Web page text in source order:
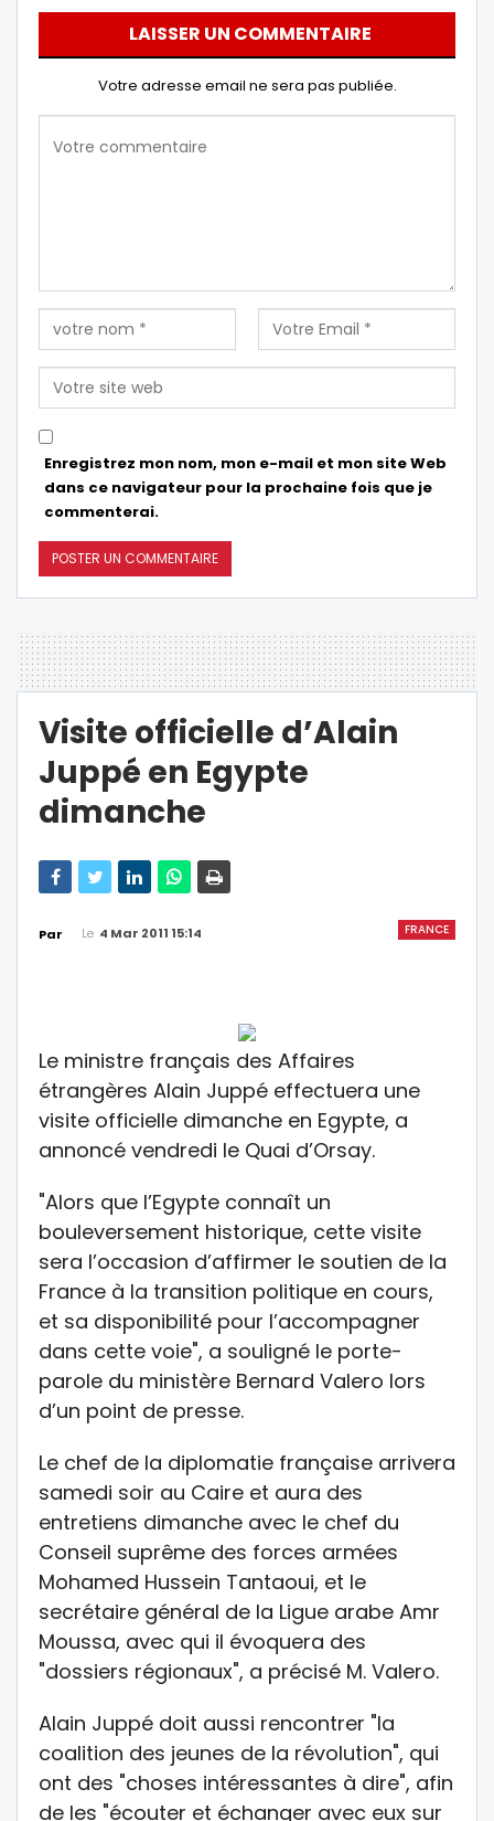
LAISSER UN COMMENTAIRE
Votre adresse email ne sera pas publiée.
Enregistrez mon nom, mon e-mail et mon site Web
dans ce navigateur pour la prochaine fois que je
commenterai.
Visite officielle d’Alain
Juppé en Egypte
dimanche
FRANCE
Par Le 4 Mar 2011 15:14
Le ministre français des Affaires
étrangères Alain Juppé effectuera une
visite officielle dimanche en Egypte, a
annoncé vendredi le Quai d’Orsay.
"Alors que l’Egypte connaît un
bouleversement historique, cette visite
sera l’occasion d’affirmer le soutien de la
France à la transition politique en cours,
et sa disponibilité pour l’accompagner
dans cette voie", a souligné le porte-
parole du ministère Bernard Valero lors
d’un point de presse.
Le chef de la diplomatie française arrivera
samedi soir au Caire et aura des
entretiens dimanche avec le chef du
Conseil suprême des forces armées
Mohamed Hussein Tantaoui, et le
secrétaire général de la Ligue arabe Amr
Moussa, avec qui il évoquera des
"dossiers régionaux", a précisé M. Valero.
Alain Juppé doit aussi rencontrer "la
coalition des jeunes de la révolution", qui
ont des "choses intéressantes à dire", afin
de les "écouter et échanger avec eux sur